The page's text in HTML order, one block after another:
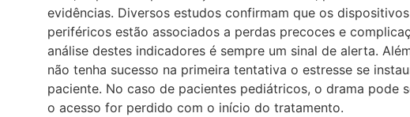
evidências. Diversos estudos confirmam que os
periféricos estão associados a perdas precoces e
análise destes indicadores é sempre um sinal de alerta.
não tenha sucesso na primeira tentativa o estresse se
paciente. No caso de pacientes pediátricos, o drama pode
o acesso for perdido com o início do tratamento.